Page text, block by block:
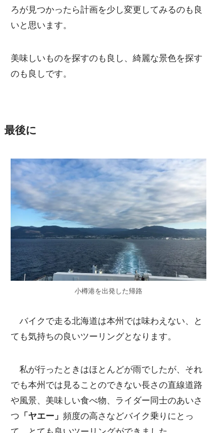
ろが見つかったら計画を少し変更してみるのも良
いと思います。
美味しいものを探すのも良し、綺麗な景色を探す
のも良しです。
最後に
小樽港を出発した帰路
バイクで走る北海道は本州では味わえない、と
ても気持ちの良いツーリングとなります。
私が行ったときはほとんどが雨でしたが、それ
でも本州では見ることのできない長さの直線道路
や風景、美味しい食べ物、ライダー同士のあいさ
つ 「ヤエー」頻度の高さなどバイク乗りにとっ